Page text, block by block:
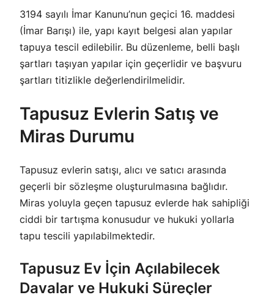
3194 sayılı İmar Kanunu’nun geçici 16. maddesi
(İmar Barışı) ile, yapı kayıt belgesi alan yapılar
tapuya tescil edilebilir. Bu düzenleme, belli başlı
şartları taşıyan yapılar için geçerlidir ve başvuru
şartları titizlikle değerlendirilmelidir.
Tapusuz Evlerin Satış ve
Miras Durumu
Tapusuz evlerin satışı, alıcı ve satıcı arasında
geçerli bir sözleşme oluşturulmasına bağlıdır.
Miras yoluyla geçen tapusuz evlerde hak sahipliği
ciddi bir tartışma konusudur ve hukuki yollarla
tapu tescili yapılabilmektedir.
Tapusuz Ev İçin Açılabilecek
Davalar ve Hukuki Süreçler